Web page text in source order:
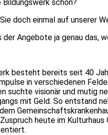
Bildungswerk schon?
doch einmal auf unserer
Angebote ja genau das,
besteht bereits seit 40
in verschiedenen
suchte visionär und mutig
mit Geld. So entstand
heute im